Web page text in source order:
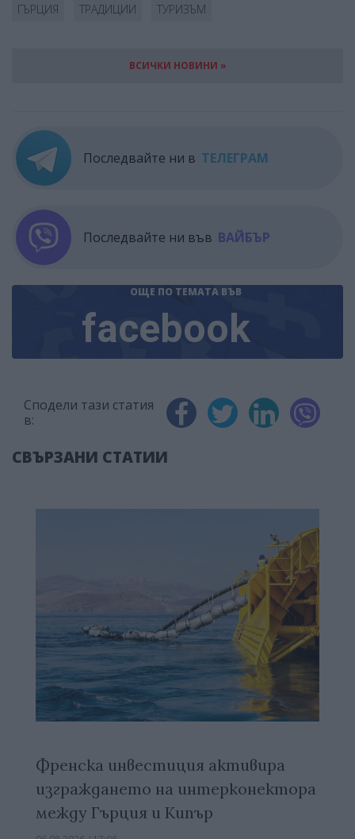
ГЪРЦИЯ ТРАДИЦИИ ТУРИЗЪМ
ВСИЧКИ НОВИНИ »
Последвайте ни в ТЕЛЕГРАМ
Последвайте ни във ВАЙБЪР
ОЩЕ ПО ТЕМАТА ВЪВ
facebook
Сподели тази статия
в:
СВЪРЗАНИ СТАТИИ
Френска инвестиция активира
изграждането на интерконектора
между Гърция и Кипър